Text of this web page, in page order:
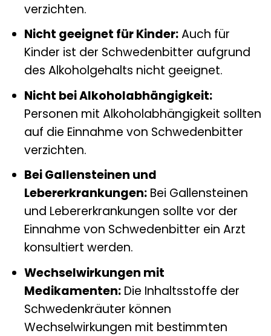
verzichten.
Nicht geeignet für Kinder:Auch für
Kinder ist der Schwedenbitter aufgrund
des Alkoholgehalts nicht geeignet.
Nicht bei Alkoholabhängigkeit:
Personen mit Alkoholabhängigkeit sollten
auf die Einnahme von Schwedenbitter
verzichten.
Bei Gallensteinen und
Lebererkrankungen:Bei Gallensteinen
und Lebererkrankungen sollte vor der
Einnahme von Schwedenbitter ein Arzt
konsultiert werden.
Wechselwirkungen mit
Medikamenten:Die Inhaltsstoffe der
Schwedenkräuter können
Wechselwirkungen mit bestimmten